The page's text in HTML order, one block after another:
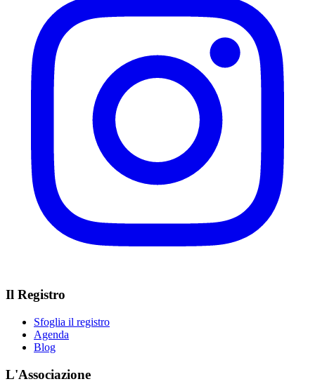
Il Registro
Sfoglia il registro
Agenda
Blog
L'Associazione